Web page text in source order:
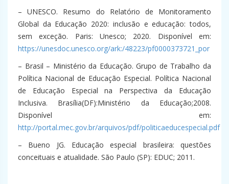
– UNESCO. Resumo do Relatório de Monitoramento
Global da Educação 2020: inclusão e educação: todos,
sem exceção. Paris: Unesco; 2020. Disponível em:
https://unesdoc.unesco.org/ark:/48223/pf0000373721_por
– Brasil – Ministério da Educação. Grupo de Trabalho da
Política Nacional de Educação Especial. Política Nacional
de Educação Especial na Perspectiva da Educação
Inclusiva. Brasília(DF):Ministério da Educação;2008.
Disponível em:
http://portal.mec.gov.br/arquivos/pdf/politicaeducespecial.pdf
– Bueno JG. Educação especial brasileira: questões
conceituais e atualidade. São Paulo (SP): EDUC; 2011.